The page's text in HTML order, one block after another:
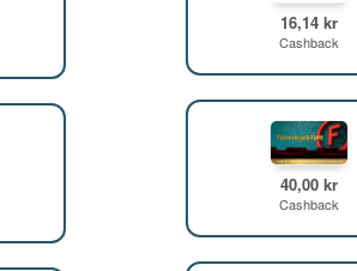
16,14 kr
Cashback
40,00 kr
Cashback